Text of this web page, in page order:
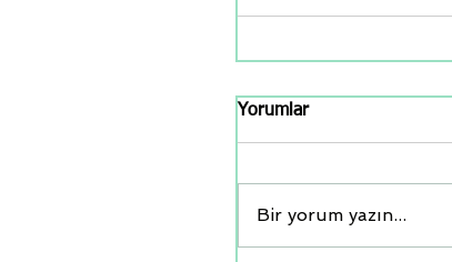
Yorumlar
Bir yorum yazın...